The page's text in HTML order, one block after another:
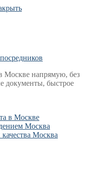
Москве напрямую, без
документы, быстрое
в Москве
Москва
Москва